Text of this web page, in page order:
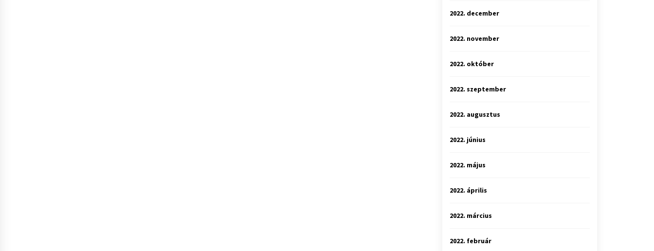
2022. december
2022. november
2022. október
2022. szeptember
2022. augusztus
2022. június
2022. május
2022. április
2022. március
2022. február